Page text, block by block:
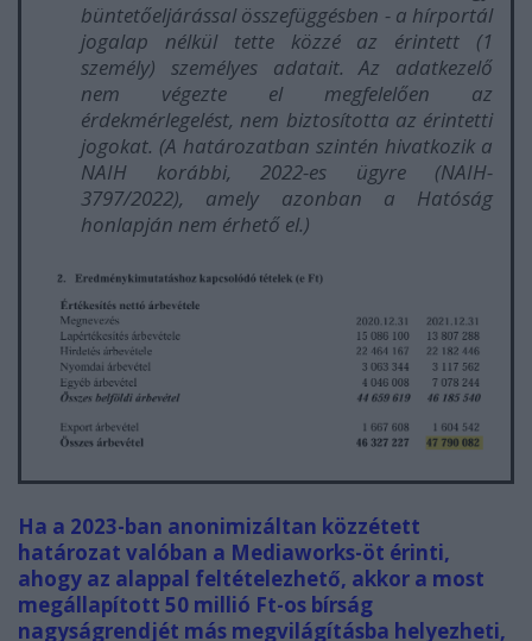
büntetőeljárással összefüggésben - a hírportál
jogalap nélkül tette közzé az érintett (1
személy) személyes adatait. Az adatkezelő
nem végezte el megfelelően az
érdekmérlegelést, nem biztosította az érintetti
jogokat. (A határozatban szintén hivatkozik a
NAIH korábbi, 2022-es ügyre (NAIH-
3797/2022), amely azonban a Hatóság
honlapján nem érhető el.)
Ha a 2023-ban anonimizáltan közzétett
határozat valóban a Mediaworks-öt érinti,
ahogy az alappal feltételezhető, akkor a most
megállapított 50 millió Ft-os bírság
nagyságrendjét más megvilágításba helyezheti,